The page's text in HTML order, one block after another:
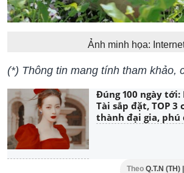
Ảnh minh họa:
(*) Thông tin mang tính tham khảo,
Đúng 100 ngày tới:
Tài sắp đặt, TOP
thành đại gia, phú
Theo Q.T.N